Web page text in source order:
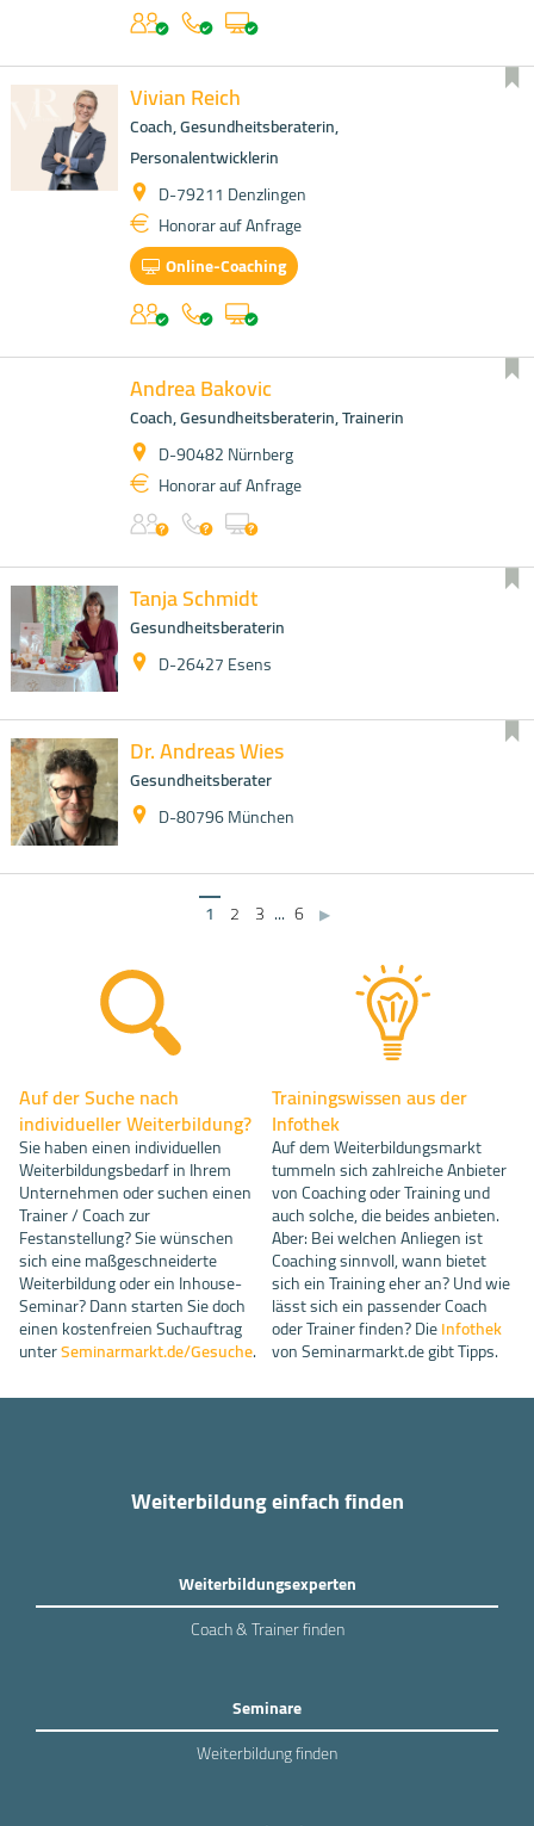
Vivian Reich
Coach, Gesundheitsberaterin,
Personalentwicklerin
D-79211 Denzlingen
Honorar auf Anfrage
Online-Coaching
Andrea Bakovic
Coach, Gesundheitsberaterin, Trainerin
D-90482 Nürnberg
Honorar auf Anfrage
Tanja Schmidt
Gesundheitsberaterin
D-26427 Esens
Dr. Andreas Wies
Gesundheitsberater
D-80796 München
1 2 3 ... 6 ▶
Auf der Suche nach
individueller Weiterbildung?
Sie haben einen individuellen
Weiterbildungsbedarf in Ihrem
Unternehmen oder suchen einen
Trainer / Coach zur
Festanstellung? Sie wünschen
sich eine maßgeschneiderte
Weiterbildung oder ein Inhouse-
Seminar? Dann starten Sie doch
einen kostenfreien Suchauftrag
unterSeminarmarkt.de/Gesuche.
Trainingswissen aus der
Infothek
Auf dem Weiterbildungsmarkt
tummeln sich zahlreiche Anbieter
von Coaching oder Training und
auch solche, die beides anbieten.
Aber: Bei welchen Anliegen ist
Coaching sinnvoll, wann bietet
sich ein Training eher an? Und wie
lässt sich ein passender Coach
oder Trainer finden? DieInfothek
von Seminarmarkt.de gibt Tipps.
Weiterbildung einfach finden
Weiterbildungsexperten
Coach & Trainer finden
Seminare
Weiterbildung finden